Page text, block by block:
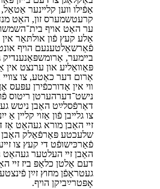
אַפֿילו װען קלײנער
קרעטשמערס זון, האָט
ער האָט אױף
אַלע קעץ פֿון אולתּאַר אין
פֿאַרשאָלטענעם הױף
בײמער, אַרומשפּאַנענדיק
פּאַװאָליע און ערנצט אין
אַרום דער כאַטע, צו צװײ
װי אין אַדורכפֿירן עפּעס
נישט־⁠דערהערטן ריטוס
דאָרפֿסלײַט האָבן ניטש
צו גלײבן פֿון אַזױ קלײן אַ
זײ האָבן מורא געהאַט אַז
שלעכטע פּאָרפֿאָלק האָבן
פֿאַרכּישופֿט די קעץ צו
האָבן זײ העלטער געהאַט
דעם אַלטן כלאָפּ ביז זײ
געטראָפֿן מחוץ זײַן
אָפּטרײַביקן הױף.